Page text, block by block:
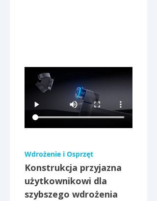
Wdrożenie i Osprzęt
Konstrukcja przyjazna
użytkownikowi dla
szybszego wdrożenia